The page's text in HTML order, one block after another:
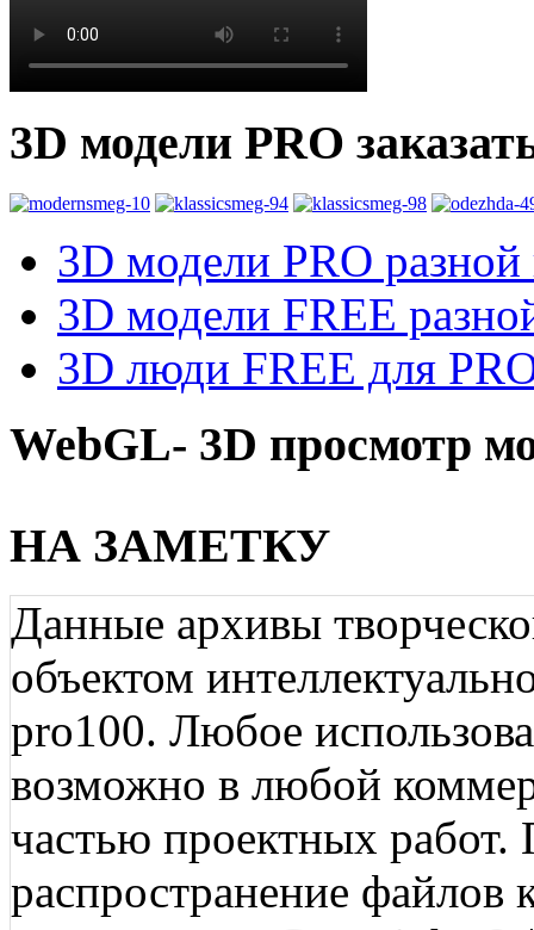
3D модели PRO
3D модели PRO разной
3D модели FREE
3D люди FREE для
WebGL- 3D просмотр
НА ЗАМЕТКУ
Данные архивы
объектом
pro100. Любое
возможно в любой
частью проектных
распространение файлов